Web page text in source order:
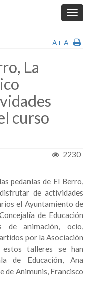
A+ A-
La
curso
2230
pedanías de El Berro,
de actividades
el Ayuntamiento de
de Educación
de animación, ocio,
por la Asociación
talleres se han
de Educación, Ana
de Animunis, Francisco